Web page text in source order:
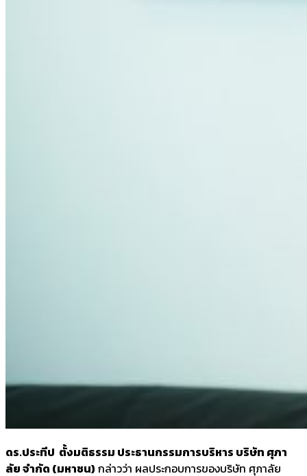
ดร.ประทีป ตั้งมติธรรม ประธานกรรมการบริหาร บริษัท ศุภา
ลัย จำกัด (มหาชน) กล่าวว่า ผลประกอบการของบริษัท ศุภาลัย